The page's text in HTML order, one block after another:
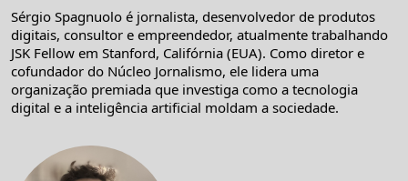
Sérgio Spagnuolo é jornalista, desenvolvedor de produtos
digitais, consultor e empreendedor, atualmente trabalhando
JSK Fellow em Stanford, Califórnia (EUA). Como diretor e
cofundador do Núcleo Jornalismo, ele lidera uma
organização premiada que investiga como a tecnologia
digital e a inteligência artificial moldam a sociedade.